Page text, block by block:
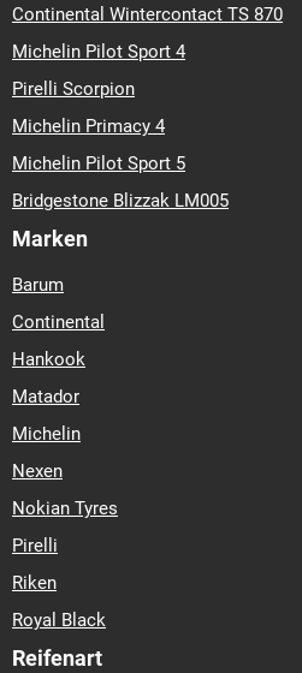
Continental Wintercontact TS 870
Michelin Pilot Sport 4
Pirelli Scorpion
Michelin Primacy 4
Michelin Pilot Sport 5
Bridgestone Blizzak LM005
Marken
Barum
Continental
Hankook
Matador
Michelin
Nexen
Nokian Tyres
Pirelli
Riken
Royal Black
Reifenart